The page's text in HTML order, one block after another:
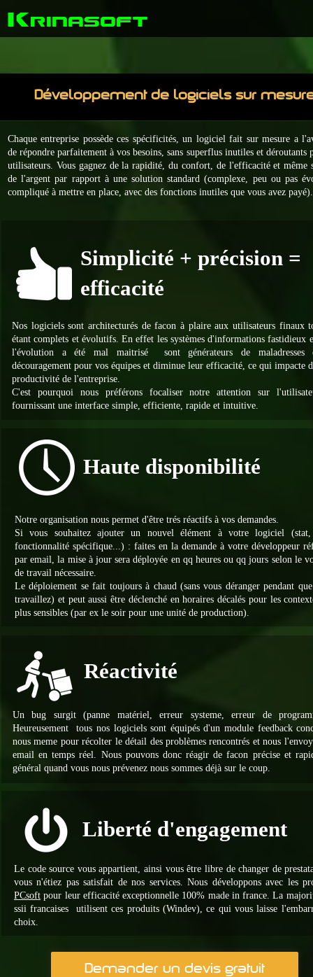
Krinasoft
Développement de logiciels sur
Chaque entreprise possède ces spécificités, un logiciel fait sur mesure a
de répondre parfaitement à vos besoins, sans superflus inutiles et déroutants
utilisateurs. Vous gagnez de la rapidité, du confort, de l'efficacité et même
de l'argent par rapport à une solution standard (complexe, peu ou pas
compliqué à mettre en place, avec des fonctions inutiles que vous avez payé)
Simplicité + précision =
efficacité
Nos logiciels sont architecturés de facon à plaire aux utilisateurs finaux
étant complets et évolutifs. En effet les systèmes d'informations fastidieux
l'évolution a été mal maitrisé sont générateurs de maladresses
découragement pour vos équipes et diminue leur efficacité, ce qui impacte
productivité de l'entreprise.
C'est pourquoi nous préférons focaliser notre attention sur
fournissant une interface simple, efficiente, rapide et intuitive.
Haute disponibilité
Notre organisation nous permet d'être trés réactifs à vos demandes.
Si vous souhaitez ajouter un nouvel élément à votre logiciel
fonctionnalité spécifique...) : faites en la demande à votre développeur
par email, la mise à jour sera déployée en qq heures ou qq jours selon le
de travail nécessaire.
Le déploiement se fait toujours à chaud (sans vous déranger pendant
travaillez) et peut aussi être déclenché en horaires décalés pour les
plus sensibles (par ex le soir pour une unité de production).
Réactivité
Un bug surgit (panne matériel, erreur systeme, erreur de
Heureusement tous nos logiciels sont équipés d'un module feedback
nous meme pour récolter le détail des problèmes rencontrés et nous
email en temps réel. Nous pouvons donc réagir de facon précise et
général quand vous nous prévenez nous sommes déjà sur le coup.
Liberté d'engagement
Le code source vous appartient, ainsi vous être libre de changer de
vous n'étiez pas satisfait de nos services. Nous développons avec les
PCsoft pour leur efficacité exceptionnelle 100% made in france. La
ssii francaises utilisent ces produits (Windev), ce qui vous laisse
choix.
Demander un devis gratuit